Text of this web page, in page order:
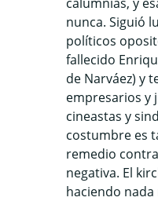
nunca. Siguió
políticos
fallecido
de Narváez) y
empresarios y
cineastas y
costumbre es
remedio
negativa. El
haciendo nada